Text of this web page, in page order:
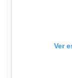
Ver